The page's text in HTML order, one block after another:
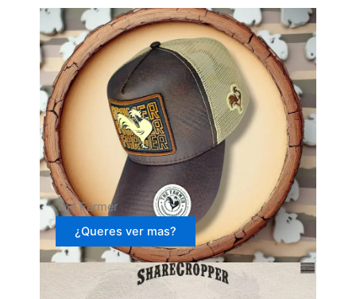
The Farmer
¿Queres ver mas?